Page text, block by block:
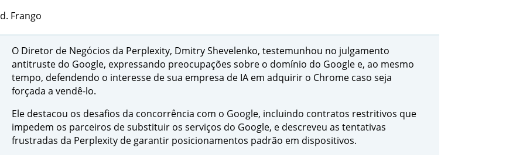
d. Frango
O Diretor de Negócios da Perplexity, Dmitry Shevelenko, testemunhou no julgamento
antitruste do Google, expressando preocupações sobre o domínio do Google e, ao mesmo
tempo, defendendo o interesse de sua empresa de IA em adquirir o Chrome caso seja
forçada a vendê-lo.
Ele destacou os desafios da concorrência com o Google, incluindo contratos restritivos que
impedem os parceiros de substituir os serviços do Google, e descreveu as tentativas
frustradas da Perplexity de garantir posicionamentos padrão em dispositivos.